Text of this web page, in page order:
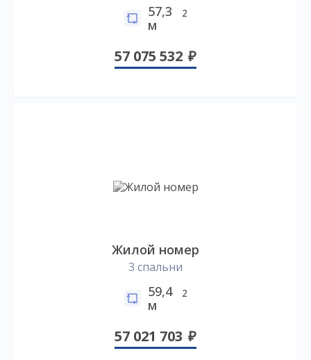
57,3
м
2
57 075 532
Жилой номер
3 спальни
59,4
м
2
57 021 703